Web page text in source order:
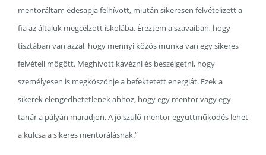
mentoráltam édesapja felhívott, miután sikeresen felvételizett a
fia az általuk megcélzott iskolába. Éreztem a szavaiban, hogy
tisztában van azzal, hogy mennyi közös munka van egy sikeres
felvételi mögött. Meghívott kávézni és beszélgetni, hogy
személyesen is megköszönje a befektetett energiát. Ezek a
sikerek elengedhetetlenek ahhoz, hogy egy mentor vagy egy
tanár a pályán maradjon. A jó szülő-mentor együttműködés lehet
a kulcsa a sikeres mentorálásnak.”